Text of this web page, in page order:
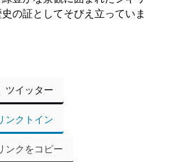
の証としてそびえ立っていま
ツイッター
ンクトイン
ンクをコピー